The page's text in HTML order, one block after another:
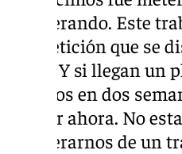
recuperando. Este
competición que se
listos. Y si llegan un
partidos en dos
que ver ahora. No
recuperarnos de un